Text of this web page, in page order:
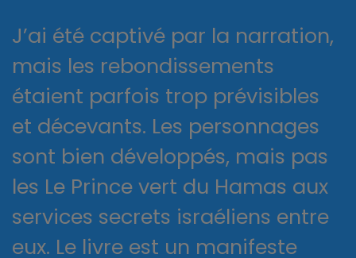
J’ai été captivé par la narration,
mais les rebondissements
étaient parfois trop prévisibles
et décevants. Les personnages
sont bien développés, mais pas
les Le Prince vert du Hamas aux
services secrets israéliens entre
eux. Le livre est un manifeste